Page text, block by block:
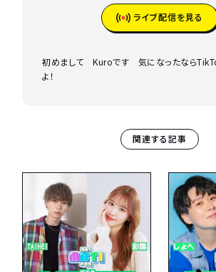
ライブ配信を見る
初めまして Kuroです 気になったなら
よ！
関連する記事